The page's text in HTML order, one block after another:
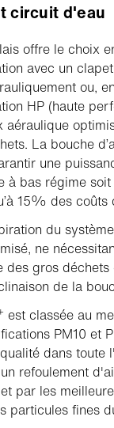
circuit d'eau
offre le choix
avec un
ou,
HP (haute
aéraulique
La bouche
une
à bas régime
15% des coûts
du
ne
des gros
de la
est classée au
PM10 et
dans toute
refoulement
par les
particules fines